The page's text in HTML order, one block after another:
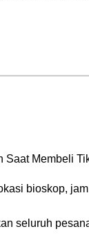
Saat Membeli
bioskop,
seluruh